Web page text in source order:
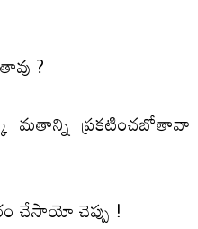
?
మతాన్ని ప్రకటించబోతావా
చేసాయో చెప్పు !